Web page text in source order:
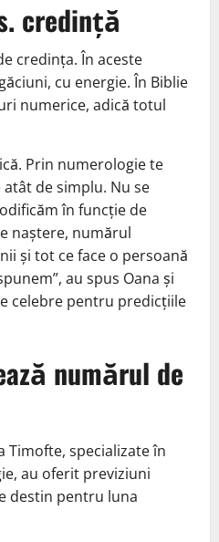
credință
credința. În aceste
cu energie. În Biblie
numerice, adică totul
Prin numerologie te
de simplu. Nu se
în funcție de
naștere, numărul
și tot ce face o persoană
au spus Oana și
celebre pentru predicțiile
numărul de
Timofte, specializate în
au oferit previziuni
destin pentru luna